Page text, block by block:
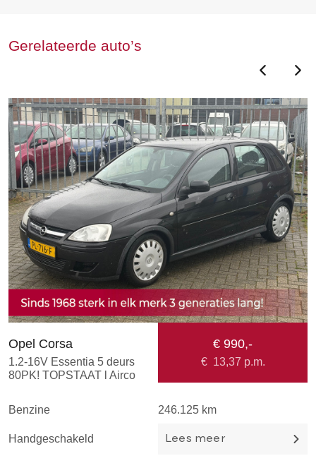
Gerelateerde auto’s
Opel Corsa
1.2-16V Essentia 5 deurs
80PK! TOPSTAAT l Airco
€ 990,-
€ 13,37 p.m.
Benzine 246.125 km
Handgeschakeld Lees meer